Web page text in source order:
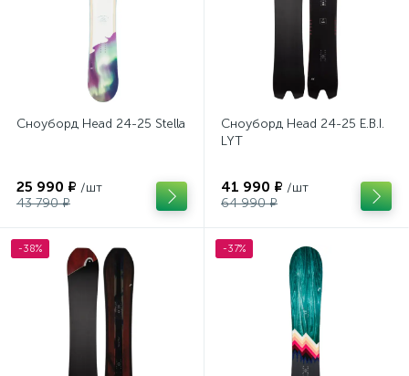
Сноуборд Head 24-25 Stella
25 990 ₽ /шт
43 790 ₽
Сноуборд Head 24-25 E.B.I.
LYT
41 990 ₽ /шт
64 990 ₽
-38% -37%